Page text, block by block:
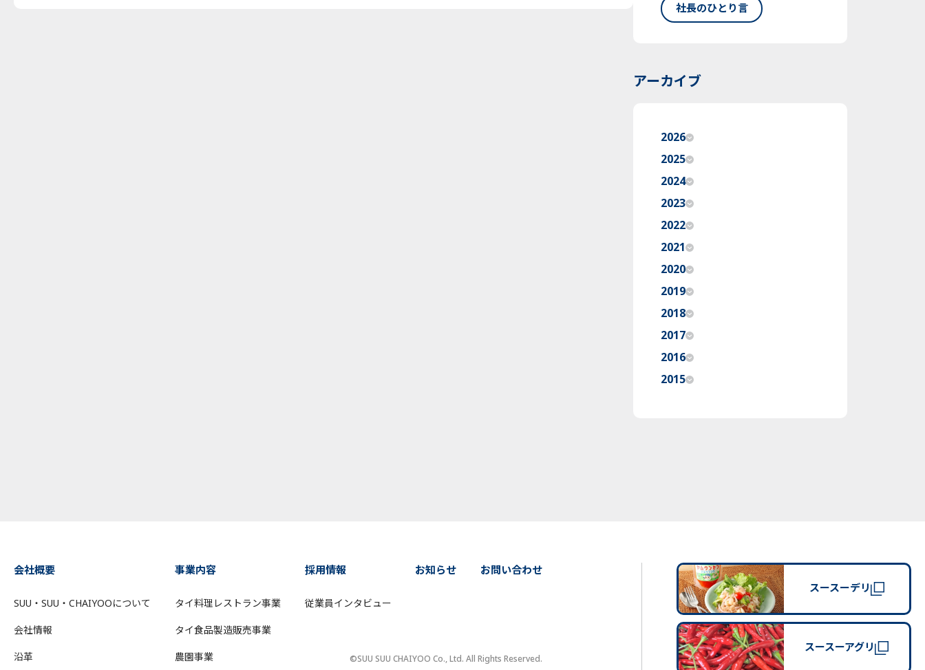
社長のひとり言
アーカイブ
2026
2025
2024
2023
2022
2021
2020
2019
2018
2017
2016
2015
会社概要
SUU・SUU・CHAIYOOについて
会社情報
沿革
事業内容
タイ料理レストラン事業
タイ食品製造販売事業
農園事業
採用情報
従業員インタビュー
お知らせ お問い合わせ
©SUU SUU CHAIYOO Co., Ltd. All Rights Reserved.
スースーデリ
スースーアグリ